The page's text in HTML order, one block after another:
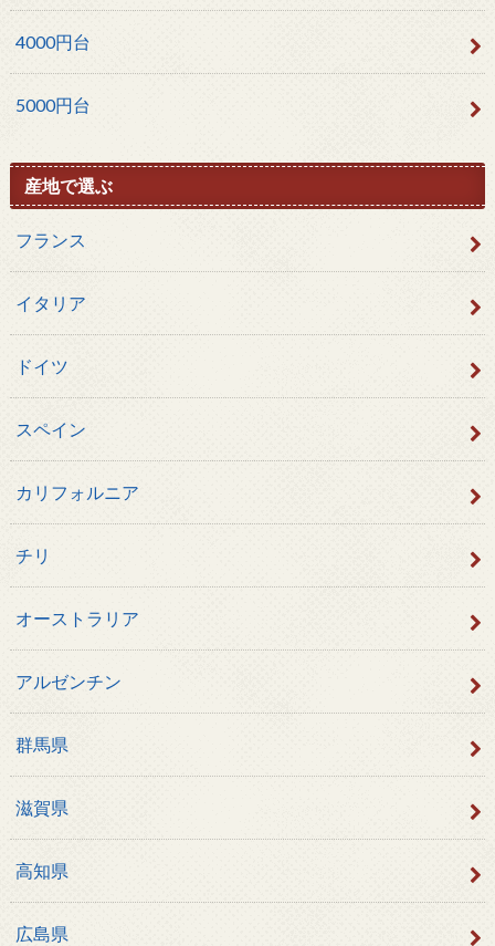
4000円台
5000円台
産地で選ぶ
フランス
イタリア
ドイツ
スペイン
カリフォルニア
チリ
オーストラリア
アルゼンチン
群馬県
滋賀県
高知県
広島県